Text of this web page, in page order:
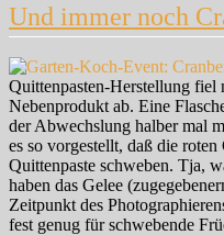
Und immer noch
Quittenpasten-Herstellung
Nebenprodukt ab. Eine
der Abwechslung halber mal
es so vorgestellt, daß die
Quittenpaste schweben. Tja,
haben das Gelee
Zeitpunkt des
fest genug für schwebende